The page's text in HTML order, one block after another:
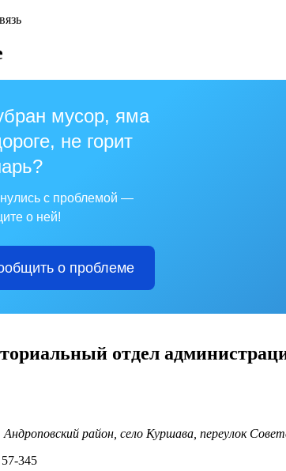
мусор, яма
не горит
с проблемой —
о ней!
о проблеме
отдел
район, село Куршава, переулок
345